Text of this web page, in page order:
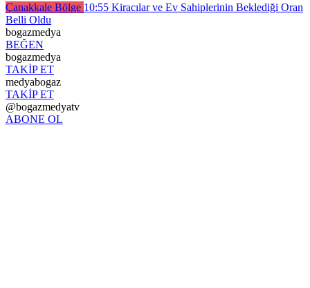
Çanakkale Bölge 10:55 Kiracılar ve Ev Sahiplerinin Beklediği Oran
Belli Oldu
bogazmedya
BEĞEN
bogazmedya
TAKİP ET
medyabogaz
TAKİP ET
@bogazmedyatv
ABONE OL